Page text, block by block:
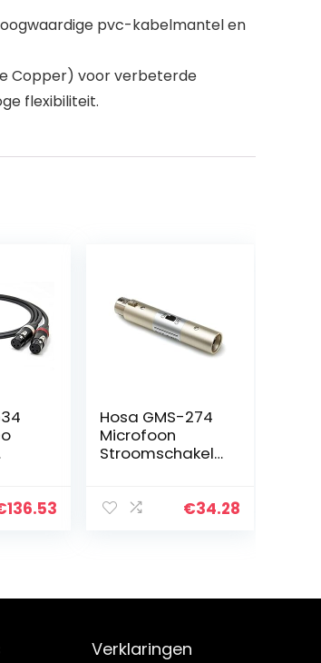
pvc-kabelmantel en
Copper) voor verbeterde
flexibiliteit.
136.53
Hosa GMS-274
Microfoon
Stroomschakela
€34.28
Verklaringen